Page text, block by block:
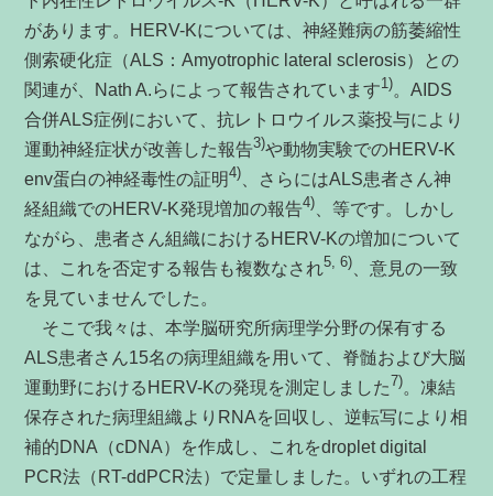
があります。HERV-Kについては、神経難病の筋萎縮性
側索硬化症（ALS：Amyotrophic lateral sclerosis）との
関連が、Nath A.らによって報告されています1)。AIDS
合併ALS症例において、抗レトロウイルス薬投与により
運動神経症状が改善した報告3)や動物実験でのHERV-K
env蛋白の神経毒性の証明4) 、さらにはALS患者さん神
経組織でのHERV-K発現増加の報告4) 、等です。しかし
ながら、患者さん組織におけるHERV-Kの増加について
は、これを否定する報告も複数なされ5, 6) 、意見の一致
を見ていませんでした。
そこで我々は、本学脳研究所病理学分野の保有する
ALS患者さん15名の病理組織を用いて、脊髄および大脳
運動野におけるHERV-Kの発現を測定しました7)。凍結
保存された病理組織よりRNAを回収し、逆転写により相
補的DNA（cDNA）を作成し、これをdroplet digital
PCR法（RT-ddPCR法）で定量しました。いずれの工程